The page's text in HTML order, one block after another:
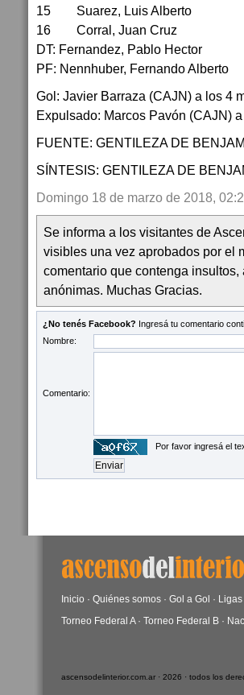
15 Suarez, Luis Alberto
16 Corral, Juan Cruz
DT: Fernandez, Pablo Hector
PF: Nennhuber, Fernando Alberto
Gol: Javier Barraza (CAJN) a los 4
Expulsado: Marcos Pavón (CAJN)
FUENTE: GENTILEZA DE
SÍNTESIS: GENTILEZA DE
Domingo 18 de marzo de 2018,
Se informa a los visitantes de
visibles una vez aprobados por el
comentario que contenga
anónimas. Muchas Gracias.
¿No tenés Facebook? Ingresá tu comentario
Nombre:
Comentario:
Por favor ingresá el
Inicio · Quiénes somos · Gol a Gol · Ligas
Torneo Federal A· Torneo Federal B ·
ascensodelinterior.com.ar · 2026 · todos los